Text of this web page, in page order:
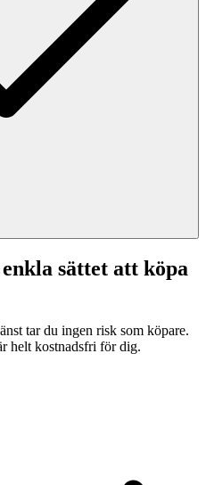
sättet att köpa
tar du ingen risk som köpare.
helt kostnadsfri för dig.